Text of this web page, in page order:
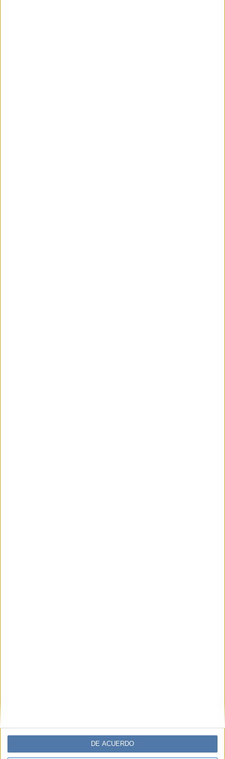
DE ACUERDO